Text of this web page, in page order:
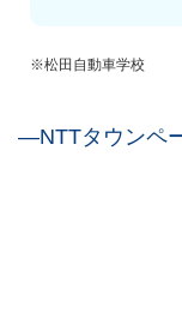
※松田自動車学校
―NTTタウンペ